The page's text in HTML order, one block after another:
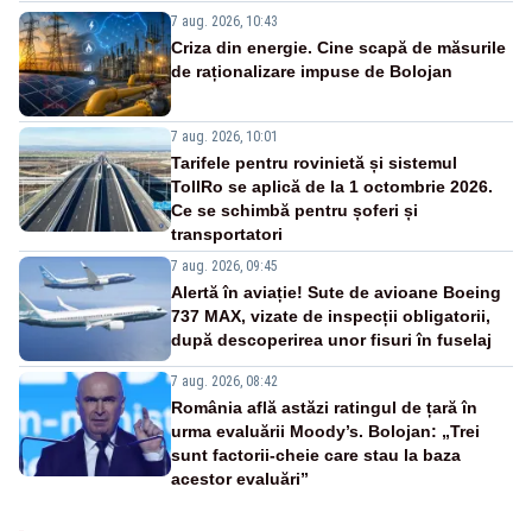
7 aug. 2026, 10:43
Criza din energie. Cine scapă de măsurile
de raționalizare impuse de Bolojan
7 aug. 2026, 10:01
Tarifele pentru rovinietă și sistemul
TollRo se aplică de la 1 octombrie 2026.
Ce se schimbă pentru șoferi și
transportatori
7 aug. 2026, 09:45
Alertă în aviație! Sute de avioane Boeing
737 MAX, vizate de inspecții obligatorii,
după descoperirea unor fisuri în fuselaj
7 aug. 2026, 08:42
România află astăzi ratingul de țară în
urma evaluării Moody’s. Bolojan: „Trei
sunt factorii-cheie care stau la baza
acestor evaluări”